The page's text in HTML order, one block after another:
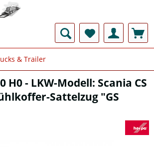
& Trailer
H0 - LKW-Modell: Scania CS
Sattelzug "GS